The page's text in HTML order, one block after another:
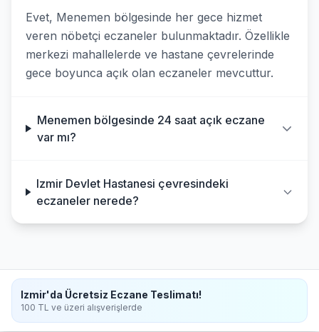
Evet, Menemen bölgesinde her gece hizmet
veren nöbetçi eczaneler bulunmaktadır. Özellikle
merkezi mahallelerde ve hastane çevrelerinde
gece boyunca açık olan eczaneler mevcuttur.
Menemen bölgesinde 24 saat açık eczane
var mı?
Izmir Devlet Hastanesi çevresindeki
eczaneler nerede?
Izmir'da Ücretsiz Eczane Teslimatı!
100 TL ve üzeri alışverişlerde